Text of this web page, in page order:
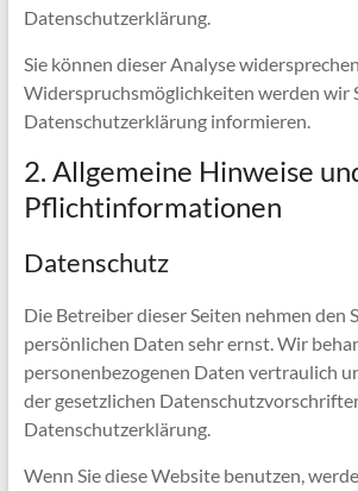
Datenschutzerklärung.
Sie können dieser Analyse
Widerspruchsmöglichkeiten werden wir
Datenschutzerklärung informieren.
2. Allgemeine Hinweise
Pflichtinformationen
Datenschutz
Die Betreiber dieser Seiten nehmen den
persönlichen Daten sehr ernst. Wir
personenbezogenen Daten vertraulich
der gesetzlichen
Datenschutzerklärung.
Wenn Sie diese Website benutzen,